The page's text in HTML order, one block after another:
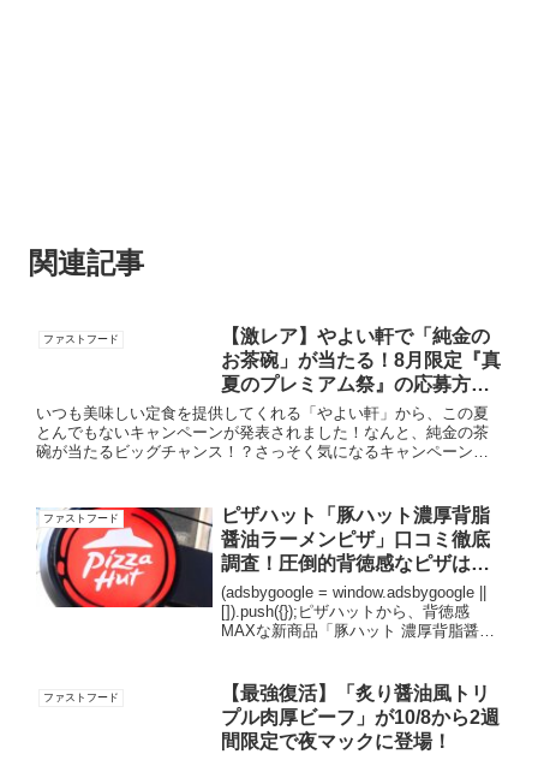
関連記事
ファストフード
【激レア】やよい軒で「純金の
お茶碗」が当たる！8月限定『真
夏のプレミアム祭』の応募方法
まとめ！
いつも美味しい定食を提供してくれる「やよい軒」から、この夏
とんでもないキャンペーンが発表されました！なんと、純金の茶
碗が当たるビッグチャンス！？さっそく気になるキャンペーンの
ファストフード
ピザハット「豚ハット濃厚背脂
醤油ラーメンピザ」口コミ徹底
調査！圧倒的背徳感なピザはま
ずいの？
(adsbygoogle = window.adsbygoogle ||
[]).push({});ピザハットから、背徳感
MAXな新商品「豚ハット 濃厚背脂醤油
月...
ファストフード
【最強復活】「炙り醤油風トリ
プル肉厚ビーフ」が10/8から2週
間限定で夜マックに登場！